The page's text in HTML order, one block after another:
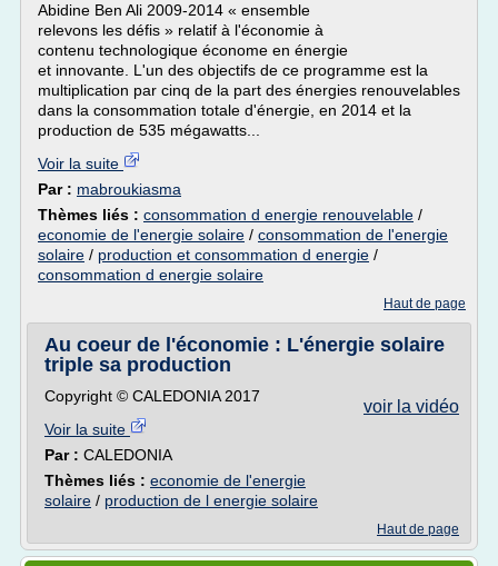
Abidine Ben Ali 2009-2014 « ensemble
relevons les défis » relatif à l'économie à
contenu technologique économe en énergie
et innovante. L'un des objectifs de ce programme est la
multiplication par cinq de la part des énergies renouvelables
dans la consommation totale d'énergie, en 2014 et la
production de 535 mégawatts...
Voir la suite
Par : mabroukiasma
Thèmes liés : consommation d energie renouvelable /
economie de l'energie solaire / consommation de l'energie
solaire / production et consommation d energie /
consommation d energie solaire
Haut de page
Au coeur de l'économie : L'énergie solaire
triple sa production
voir la vidéo
Copyright © CALEDONIA 2017
Voir la suite
Par : CALEDONIA
Thèmes liés : economie de l'energie
solaire / production de l energie solaire
Haut de page